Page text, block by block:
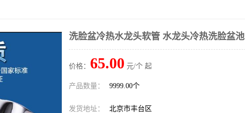
洗脸盆冷热水龙头软管 水龙头冷热洗脸盆池
价格： 65.00 元/个 起
产品数量： 9999.00个
发货地址： 北京市丰台区